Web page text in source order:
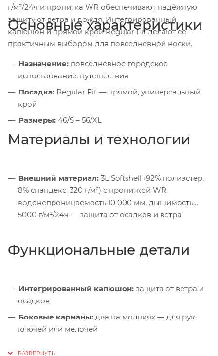
г/м²/24ч и пропитка WR обеспечивают надёжную
защиту от ветра и дождя. Интегрированный
капюшон и прямой крой Regular Fit делают её
практичным выбором для повседневной носки.
Основные характеристики
Назначение: повседневное городское
использование, путешествия
Посадка: Regular Fit — прямой, универсальный
крой
Размеры: 46/S – 56/XL
Материалы и технологии
Внешний материал: 3L Softshell (92% полиэстер,
8% спандекс, 320 г/м²) с пропиткой WR,
водонепроницаемость 10 000 мм, дышимость
5000 г/м²/24ч — защита от осадков и ветра
Функциональные детали
Интегрированный капюшон: защита от ветра и
осадков
Боковые карманы: два на молниях — для рук,
ключей или мелочей